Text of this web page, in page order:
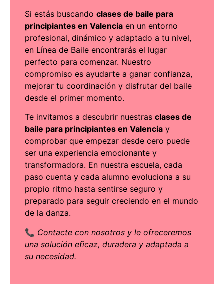
Si estás buscando clases de baile para
principiantes en Valencia en un entorno
profesional, dinámico y adaptado a tu nivel,
en Línea de Baile encontrarás el lugar
perfecto para comenzar. Nuestro
compromiso es ayudarte a ganar confianza,
mejorar tu coordinación y disfrutar del baile
desde el primer momento.
Te invitamos a descubrir nuestras clases de
baile para principiantes en Valencia y
comprobar que empezar desde cero puede
ser una experiencia emocionante y
transformadora. En nuestra escuela, cada
paso cuenta y cada alumno evoluciona a su
propio ritmo hasta sentirse seguro y
preparado para seguir creciendo en el mundo
de la danza.
📞 Contacte con nosotros y le ofreceremos
una solución eficaz, duradera y adaptada a
su necesidad.